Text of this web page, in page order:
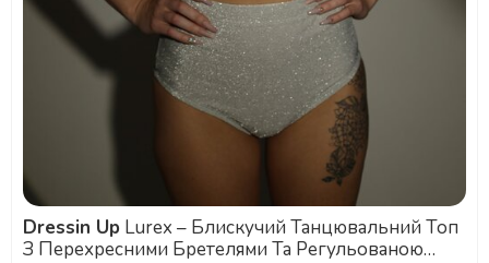
Dressin Up
З Перехресними Бретелями Та Регульованою